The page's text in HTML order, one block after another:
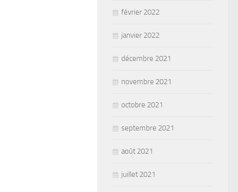
février 2022
janvier 2022
décembre 2021
novembre 2021
octobre 2021
septembre 2021
août 2021
juillet 2021